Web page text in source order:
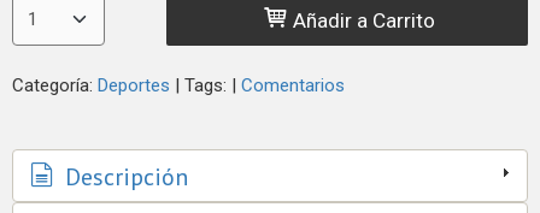
Añadir a Carrito
Categoría: Deportes | Tags: | Comentarios
Descripción